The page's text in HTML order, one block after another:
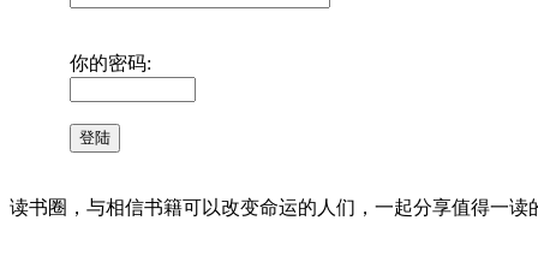
你的密码:
读书圈，与相信书籍可以改变命运的人们，一起分享值得一读